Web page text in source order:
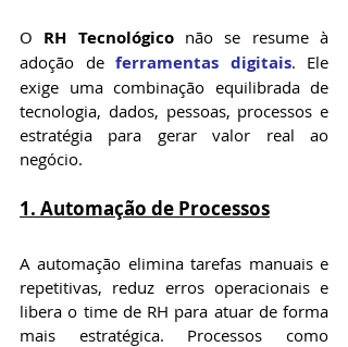
O RH Tecnológico não se resume à
adoção de ferramentas digitais. Ele
exige uma combinação equilibrada de
tecnologia, dados, pessoas, processos e
estratégia para gerar valor real ao
negócio.
1. Automação de Processos
A automação elimina tarefas manuais e
repetitivas, reduz erros operacionais e
libera o time de RH para atuar de forma